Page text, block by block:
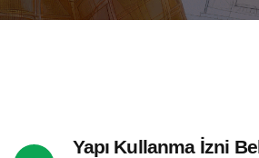
Yapı Kullanma İzni